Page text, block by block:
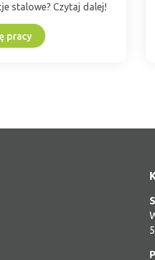
stalowe? Czytaj dalej!
pracy